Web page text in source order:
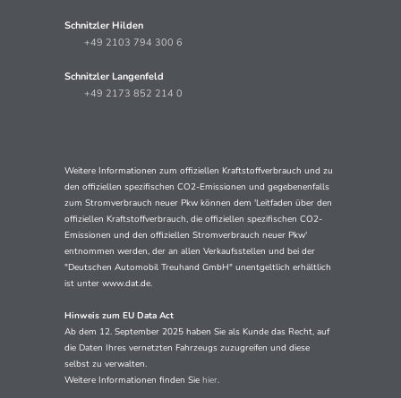
Schnitzler Hilden
+49 2103 794 300 6
Schnitzler Langenfeld
+49 2173 852 214 0
Weitere Informationen zum offiziellen Kraftstoffverbrauch und zu
den offiziellen spezifischen CO2-Emissionen und gegebenenfalls
zum Stromverbrauch neuer Pkw können dem 'Leitfaden über den
offiziellen Kraftstoffverbrauch, die offiziellen spezifischen CO2-
Emissionen und den offiziellen Stromverbrauch neuer Pkw'
entnommen werden, der an allen Verkaufsstellen und bei der
"Deutschen Automobil Treuhand GmbH" unentgeltlich erhältlich
ist unter www.dat.de.
Hinweis zum EU Data Act
Ab dem 12. September 2025 haben Sie als Kunde das Recht, auf
die Daten Ihres vernetzten Fahrzeugs zuzugreifen und diese
selbst zu verwalten.
Weitere Informationen finden Sie hier.